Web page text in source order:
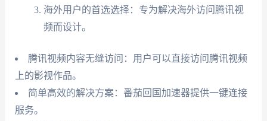
海外用户的首选选择：专为解决海外访问腾讯视
频而设计。
腾讯视频内容无缝访问：用户可以直接访问腾讯视频
上的影视作品。
简单高效的解决方案：番茄回国加速器提供一键连接
服务。